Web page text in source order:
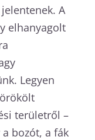
A
elhanyagolt
Legyen
területről –
bozót, a fák